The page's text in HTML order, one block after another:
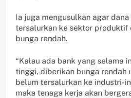
Ia juga mengusulkan agar
tersalurkan ke sektor produktif
bunga rendah.
“Kalau ada bank yang selama
tinggi, diberikan bunga rendah
belum tersalurkan ke industri-
maka tenaga kerja akan